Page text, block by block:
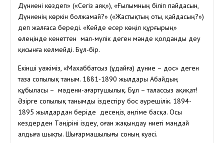
Дүниені көздеп» («Сегіз аяқ»), «Ғылымның біліп пайдасын,
Дүниенің көркін болжамай?» («Жастықтың оты, қайдасың?»)
деп жалғаса береді. «Кейде есер көңіл құрғырың»
өлеңінде кенеттен мал-мүлік деген мәнде қолданды деу
қисынға келмейді. Бұл-бір.
Екінші уәжіміз, «Махаббатсыз (Құдайға) дүние – дос» деген
таза сопылық таным. 1881-1890 жылдары Абайдың
құбыласы – мәдени-ағартушылық. Бұл – талассыз ақиқат!
Әзірге сопылық танымды іздестіру бос әурешілік. 1894-
1895 жылдардан беріде десеңіз, әңгіме басқа. Осы
кездерден Тәңіріні іздеу, оған жақындау ниеті маңдай
алдыға шықты. Шығармашылығы соның куәсі.